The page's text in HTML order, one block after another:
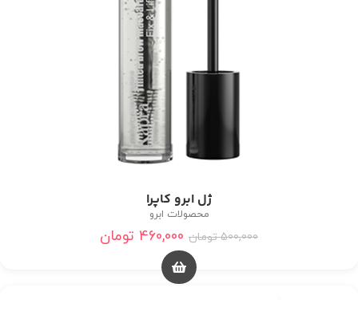
ژل ابرو کاپرا
محصولات ابرو
500,000 تومان 460,000 تومان